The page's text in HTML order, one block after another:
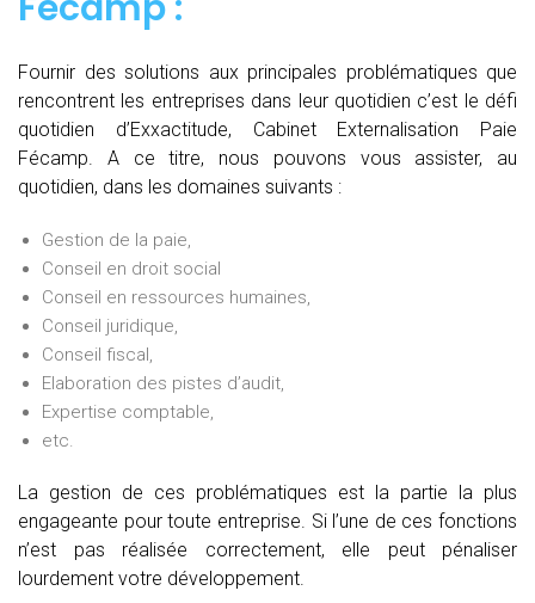
Fournir des solutions aux principales problématiques que
rencontrent les entreprises dans leur quotidien c’est le défi
quotidien d’Exxactitude, Cabinet Externalisation Paie
Fécamp. A ce titre, nous pouvons vous assister, au
quotidien, dans les domaines suivants :
Gestion de la paie,
Conseil en droit social
Conseil en ressources humaines,
Conseil juridique,
Conseil fiscal,
Elaboration des pistes d’audit,
Expertise comptable,
etc.
La gestion de ces problématiques est la partie la plus
engageante pour toute entreprise. Si l’une de ces fonctions
n’est pas réalisée correctement, elle peut pénaliser
lourdement votre développement.